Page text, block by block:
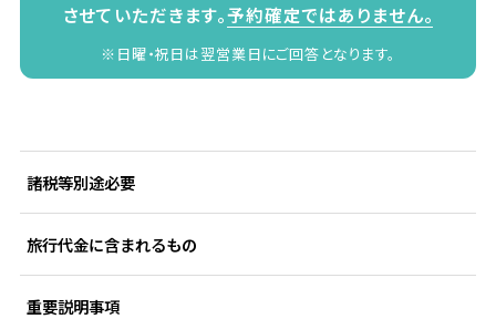
させていただきます。予約確定ではありません。
※日曜・祝日は翌営業日にご回答となります。
諸税等別途必要
旅行代金に含まれるもの
重要説明事項